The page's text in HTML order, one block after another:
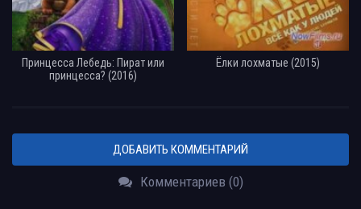
Принцесса Лебедь: Пират или
принцесса? (2016)
Ёлки лохматые (2015)
ДОБАВИТЬ КОММЕНТАРИЙ
Комментариев (0)